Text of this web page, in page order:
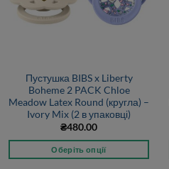
Пустушка BIBS x Liberty
Boheme 2 PACK Chloe
Meadow Latex Round (кругла) –
Ivory Mix (2 в упаковці)
₴480.00
Оберіть опції